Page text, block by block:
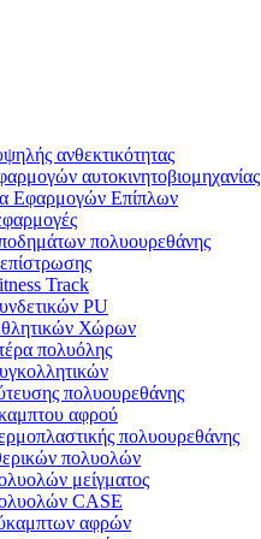
ανθεκτικότητας
αυτοκινητοβιομηχανίας
Εφαρμογών Επίπλων
πολυουρεθάνης
Track
PU
Χώρων
πολυόλης
πολυουρεθάνης
αφρού
πολυουρεθάνης
πολυολών
μείγματος
CASE
αφρών